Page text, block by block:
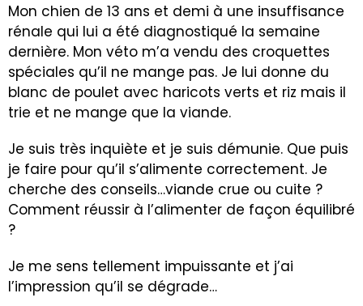
Mon chien de 13 ans et demi à une insuffisance
rénale qui lui a été diagnostiqué la semaine
dernière. Mon véto m’a vendu des croquettes
spéciales qu’il ne mange pas. Je lui donne du
blanc de poulet avec haricots verts et riz mais il
trie et ne mange que la viande.
Je suis très inquiète et je suis démunie. Que puis
je faire pour qu’il s’alimente correctement. Je
cherche des conseils…viande crue ou cuite ?
Comment réussir à l’alimenter de façon équilibré
?
Je me sens tellement impuissante et j’ai
l’impression qu’il se dégrade…